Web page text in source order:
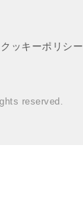
クッキーポリシー
reserved.